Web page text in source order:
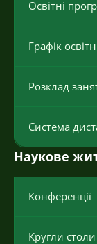
Освітні
Графік
Розклад
Система
Наукове
Конференції
Кругли столи